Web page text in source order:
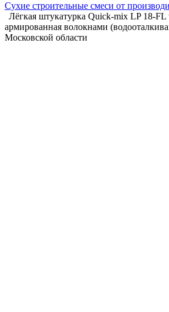
Сухие строительные смеси от
Лёгкая штукатурка Quick-mix LP 18-
армированная волокнами
Московской области